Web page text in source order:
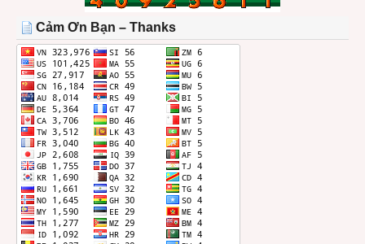
THÁNG
Cảm Ơn Bạn – Thanks